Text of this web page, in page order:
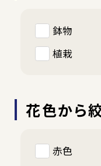
鉢物
植栽
花色から
赤色